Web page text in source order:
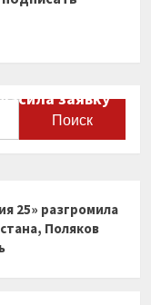
заявку
25» разгромила
Поляков